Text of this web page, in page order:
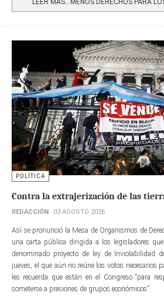
LEER MÁS…MENOS DERECHOS PARA
POLÍTICA
Contra la extrajerización de las
REDACCIÓN 03 AGOSTO 2026
Así se pronunció la Mesa de Organismos de
una carta pública dirigida a los legisladores
denominado proyecto de ley de Inviolabilidad
jueves, el que aún no reúne los votos necesarios
les recuerda que están en el Congreso “para
someterse a presiones de grupos económicos”.